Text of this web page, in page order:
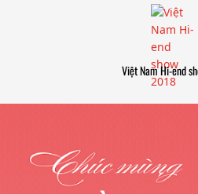
Việt Nam Hi-end